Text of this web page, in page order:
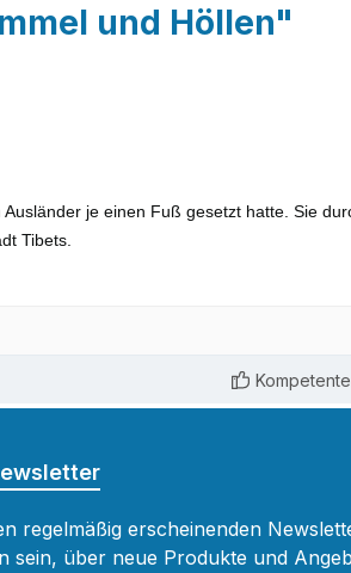
und Höllen"
je einen Fuß gesetzt hatte. Sie
Tibets.
regelmäßig erscheinenden
sein, über neue Produkte und